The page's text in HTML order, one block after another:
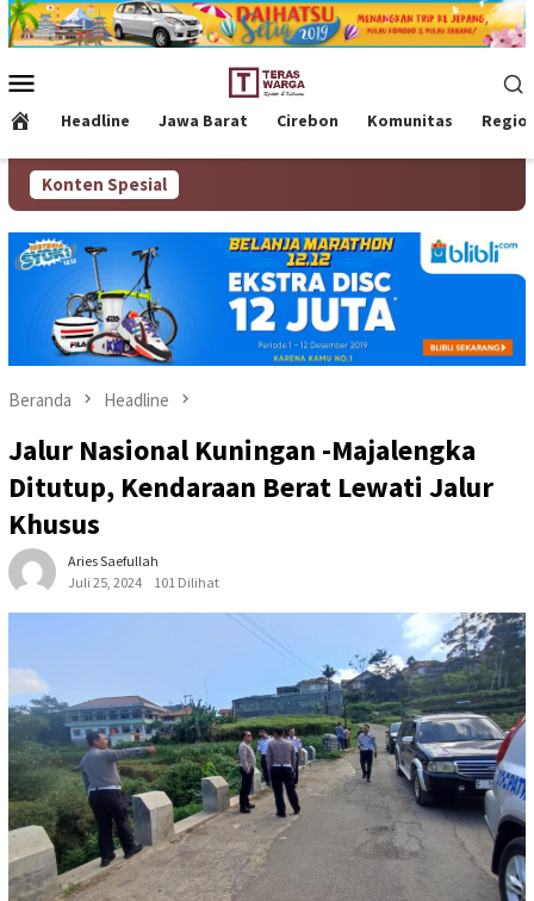
Loncat
ke
Mobile
Headline Jawa Barat Cirebon Komunitas
Konten Spesial
Beranda Headline
Jalur Nasional Kuningan -Majalengka
Ditutup, Kendaraan Berat Lewati Jalur
Khusus
Aries Saefullah
Juli 25, 2024
101 Dilihat